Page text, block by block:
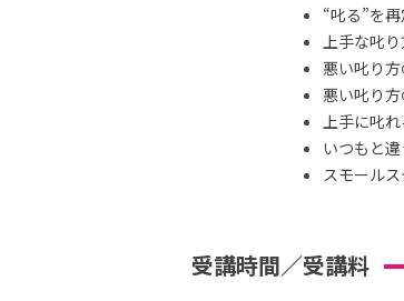
“叱る”を
上手な叱
悪い叱り方
悪い叱り方
上手に叱
いつもと違
スモール
受講時間／受講料